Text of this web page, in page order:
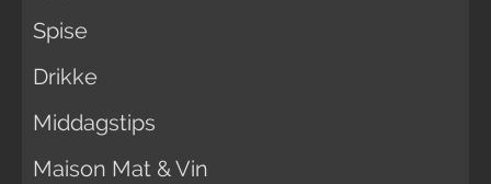
Spise
Drikke
Middagstips
Maison Mat & Vin